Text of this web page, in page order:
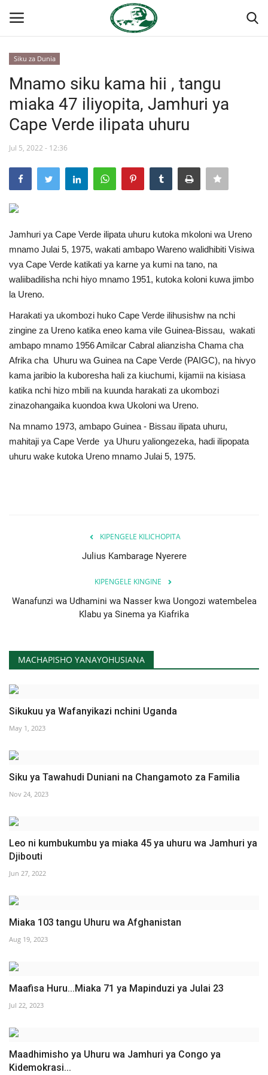
Nyumba
Jukwaa la Nasser la Kimataifa
Wasiliana
Misri
Timu yetu
Urithi wa Nasser
Habari
Harakati ya Nasser kwa Vijana
Kanuni na Masharti ya Udhamini wa
Nasser
Udhamini wa Nasser
Nyaraka na Marejeleo
Maonyesho
Language
English
French Arabic
Siku za Dunia
Mnamo siku kama hii , tangu
miaka 47 iliyopita, Jamhuri ya
Cape Verde ilipata uhuru
Jul 5, 2022 - 12:36
Jamhuri ya Cape Verde ilipata uhuru kutoka mkoloni wa Ureno
mnamo Julai 5, 1975, wakati ambapo Wareno walidhibiti Visiwa
vya Cape Verde katikati ya karne ya kumi na tano, na
waliibadilisha nchi hiyo mnamo 1951, kutoka koloni kuwa jimbo
la Ureno.
Harakati ya ukombozi huko Cape Verde ilihusishw na nchi
zingine za Ureno katika eneo kama vile Guinea-Bissau, wakati
ambapo mnamo 1956 Amilcar Cabral alianzisha Chama cha
Afrika cha Uhuru wa Guinea na Cape Verde (PAIGC), na hivyo
kama jaribio la kuboresha hali za kiuchumi, kijamii na kisiasa
katika nchi hizo mbili na kuunda harakati za ukombozi
zinazohangaika kuondoa kwa Ukoloni wa Ureno.
Na mnamo 1973, ambapo Guinea - Bissau ilipata uhuru,
mahitaji ya Cape Verde ya Uhuru yaliongezeka, hadi ilipopata
uhuru wake kutoka Ureno mnamo Julai 5, 1975.
KIPENGELE KILICHOPITA
Julius Kambarage Nyerere
KIPENGELE KINGINE
Wanafunzi wa Udhamini wa Nasser kwa Uongozi watembelea
Klabu ya Sinema ya Kiafrika
MACHAPISHO YANAYOHUSIANA
Sikukuu ya Wafanyikazi nchini Uganda
May 1, 2023
Siku ya Tawahudi Duniani na Changamoto za Familia
Nov 24, 2023
Leo ni kumbukumbu ya miaka 45 ya uhuru wa Jamhuri ya
Djibouti
Jun 27, 2022
Miaka 103 tangu Uhuru wa Afghanistan
Aug 19, 2023
Maafisa Huru...Miaka 71 ya Mapinduzi ya Julai 23
Jul 22, 2023
Maadhimisho ya Uhuru wa Jamhuri ya Congo ya
Kidemokrasi...